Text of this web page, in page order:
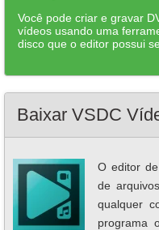
Você pode criar e gravar
vídeos usando uma
disco que o editor possui
Baixar VSDC
O editor
de
qualquer
programa